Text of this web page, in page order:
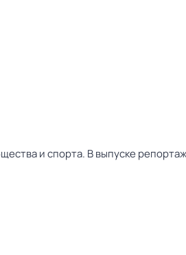
и спорта. В выпуске